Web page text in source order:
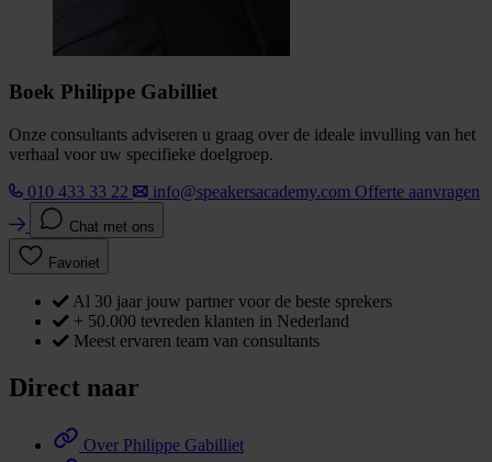
Boek Philippe Gabilliet
Onze consultants adviseren u graag over de ideale invulling van het
verhaal voor uw specifieke doelgroep.
010 433 33 22
info@speakersacademy.com Offerte aanvragen
Chat met ons
Favoriet
Al 30 jaar jouw partner voor de beste sprekers
+ 50.000 tevreden klanten in Nederland
Meest ervaren team van consultants
Direct naar
Over Philippe Gabilliet